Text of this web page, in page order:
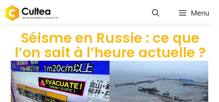
Menu
Séisme en Russie : ce que
l’on sait à l’heure actuelle ?